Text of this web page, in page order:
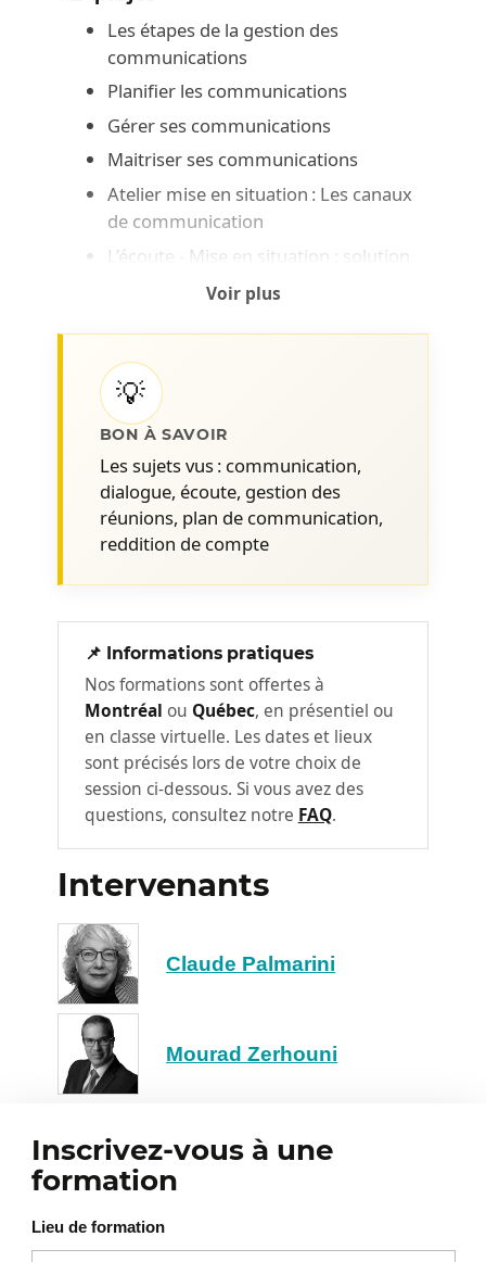
Les étapes de la gestion des
communications
Planifier les communications
Gérer ses communications
Maitriser ses communications
Atelier mise en situation : Les canaux
de communication
L’écoute - Mise en situation : solution
de communication
Éviter les réunionites :
Avant : Préparer sa réunion
Pendant : Mener la réunion
Après : Suivis de la réunion.
Voir plus
💡
BON À SAVOIR
Les sujets vus : communication,
dialogue, écoute, gestion des
réunions, plan de communication,
reddition de compte
📌 Informations pratiques
Nos formations sont offertes à
Montréal ou Québec, en présentiel ou
en classe virtuelle. Les dates et lieux
sont précisés lors de votre choix de
session ci-dessous. Si vous avez des
questions, consultez notre FAQ.
Intervenants
Claude Palmarini
Mourad Zerhouni
Inscrivez-vous à une
formation
Lieu de formation